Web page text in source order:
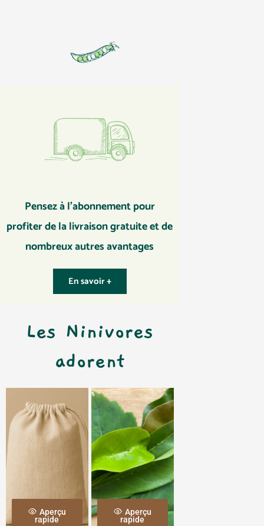
Pensez à l’abonnement pour
profiter de la livraison gratuite et de
nombreux autres avantages
En savoir +
Les Ninivores
adorent
Aperçu
rapide
Aperçu
rapide